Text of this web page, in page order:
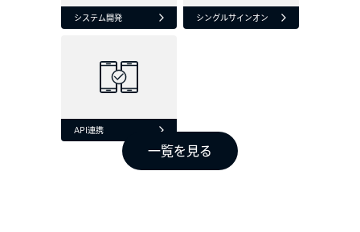
システム開発 シングルサインオン
API連携
一覧を見る